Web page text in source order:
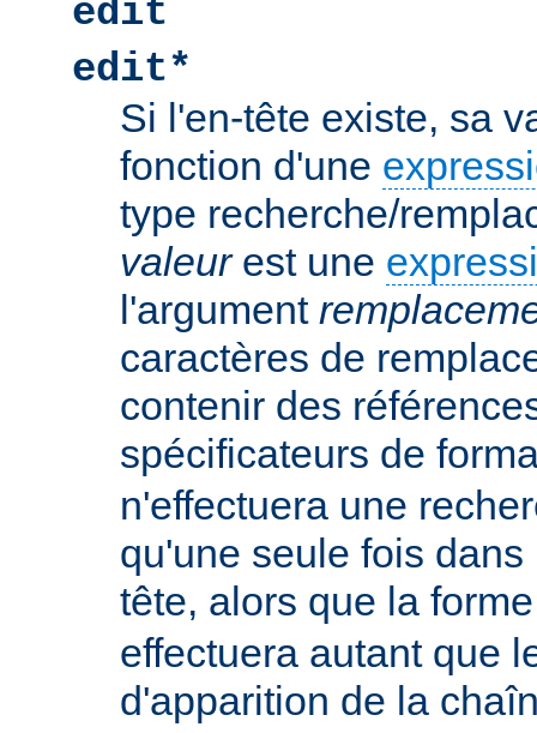
edit
edit*
Si l'en-tête existe, sa
fonction d'une
type recherche/
valeurest une
l'argument
caractères de
contenir des
spécificateurs de
n'effectuera une
qu'une seule fois
tête, alors que la
effectuera autant que
d'apparition de la